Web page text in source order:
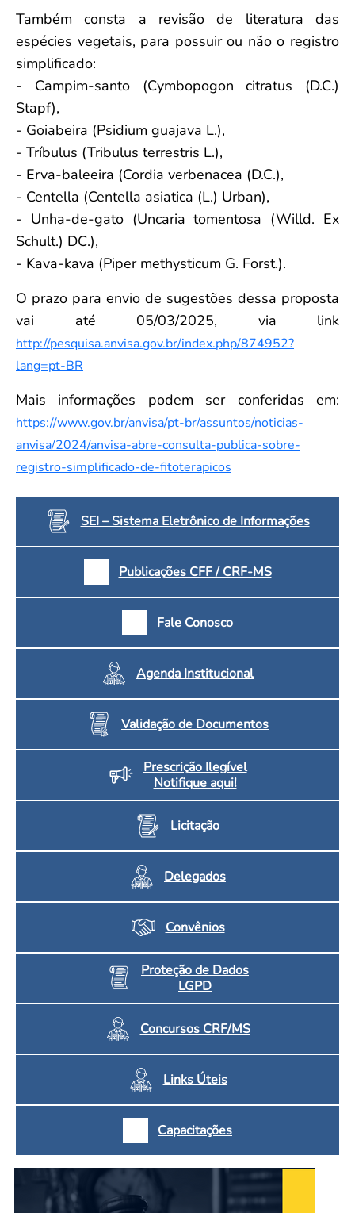
Também consta a revisão de literatura das
espécies vegetais, para possuir ou não o registro
simplificado:
- Campim-santo (Cymbopogon citratus (D.C.)
Stapf),
- Goiabeira (Psidium guajava L.),
- Tríbulus (Tribulus terrestris L.),
- Erva-baleeira (Cordia verbenacea (D.C.),
- Centella (Centella asiatica (L.) Urban),
- Unha-de-gato (Uncaria tomentosa (Willd. Ex
Schult.) DC.),
- Kava-kava (Piper methysticum G. Forst.).
O prazo para envio de sugestões dessa proposta
vai até 05/03/2025, via link
http://pesquisa.anvisa.gov.br/index.php/874952?
lang=pt-BR
Mais informações podem ser conferidas em:
https://www.gov.br/anvisa/pt-br/assuntos/noticias-
anvisa/2024/anvisa-abre-consulta-publica-sobre-
registro-simplificado-de-fitoterapicos
SEI – Sistema Eletrônico de Informações
Publicações CFF / CRF-MS
Fale Conosco
Agenda Institucional
Validação de Documentos
Prescrição Ilegível
Notifique aqui!
Licitação
Delegados
Convênios
Proteção de Dados
LGPD
Concursos CRF/MS
Links Úteis
Capacitações